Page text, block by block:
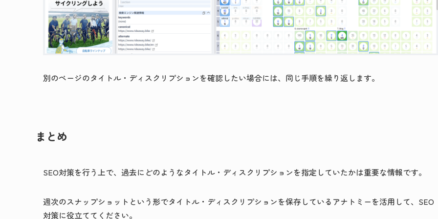
別のページのタイトル・ディスクリプションを確認したい場合には、同じ手順を繰り返します。
まとめ
SEO対策を行う上で、過去にどのようなタイトル・ディスクリプションを指定していたかは重要な情報です。
週次のスナップショットという形でタイトル・ディスクリプションを保存しているアナトミーを活用して、SEO
対策に役立ててください。